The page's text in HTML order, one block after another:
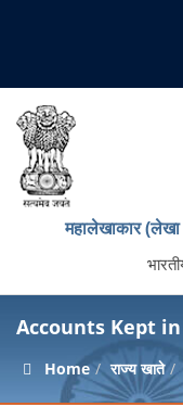
महालेखाकार
Accounts Kept
Home राज्य खाते